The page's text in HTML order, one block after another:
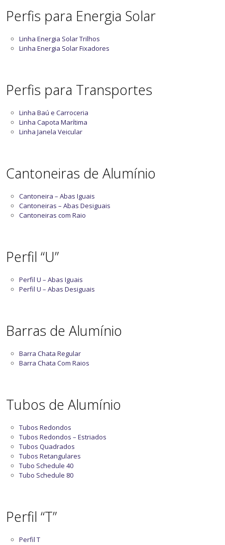
Perfis para Energia Solar
Linha Energia Solar Trilhos
Linha Energia Solar Fixadores
Perfis para Transportes
Linha Baú e Carroceria
Linha Capota Marítima
Linha Janela Veicular
Cantoneiras de Alumínio
Cantoneira – Abas Iguais
Cantoneiras – Abas Desiguais
Cantoneiras com Raio
Perfil “U”
Perfil U – Abas Iguais
Perfil U – Abas Desiguais
Barras de Alumínio
Barra Chata Regular
Barra Chata Com Raios
Tubos de Alumínio
Tubos Redondos
Tubos Redondos – Estriados
Tubos Quadrados
Tubos Retangulares
Tubo Schedule 40
Tubo Schedule 80
Perfil “T”
Perfil T